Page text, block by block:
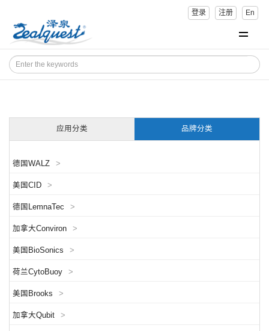
登录 注册 En
应用分类 品牌分类
德国WALZ >
美国CID >
德国LemnaTec >
加拿大Conviron >
美国BioSonics >
荷兰CytoBuoy >
美国Brooks >
加拿大Qubit >